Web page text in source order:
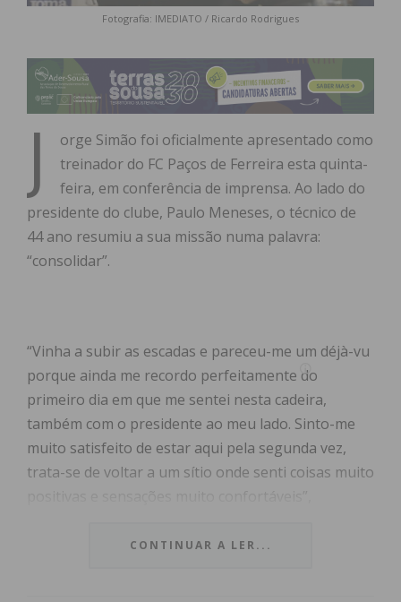
Fotografia: IMEDIATO / Ricardo Rodrigues
J
orge Simão foi oficialmente apresentado como
treinador do FC Paços de Ferreira esta quinta-
feira, em conferência de imprensa. Ao lado do
presidente do clube, Paulo Meneses, o técnico de
44 ano resumiu a sua missão numa palavra:
“consolidar”.
“Vinha a subir as escadas e pareceu-me um déjà-vu
porque ainda me recordo perfeitamente do
primeiro dia em que me sentei nesta cadeira,
também com o presidente ao meu lado. Sinto-me
muito satisfeito de estar aqui pela segunda vez,
trata-se de voltar a um sítio onde senti coisas muito
tinha passado pelo clube em 2015/2016.
CONTINUAR A LER...